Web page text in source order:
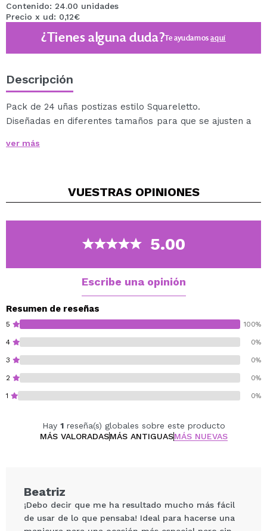
Contenido: 24.00 unidades
Precio x ud: 0,12€
¿Tienes alguna duda?Te ayudamosaquí
Descripción
Pack de 24 uñas postizas estilo Squareletto.
Diseñadas en diferentes tamaños para que se ajusten a
Para aplicarlas sólo es necesario aplicar una pequeña
ver más
VUESTRAS OPINIONES
5.00
Escribe una opinión
Resumen de reseñas
5 100%
4 0%
3 0%
2 0%
1 0%
Hay 1reseña(s) globales sobre este producto
MÁS VALORADASMÁS ANTIGUASMÁS NUEVAS
Beatriz
¡Debo decir que me ha resultado mucho más fácil
de usar de lo que pensaba! Ideal para hacerse una